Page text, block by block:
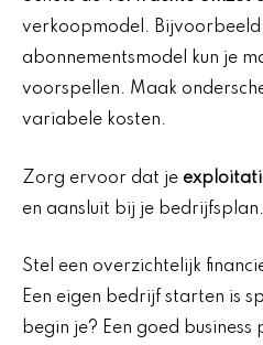
verkoopmodel.
abonnementsmodel kun je
voorspellen. Maak
variabele kosten.
Zorg ervoor dat je
en aansluit bij je bedrijfsplan.
Stel een overzichtelijk
Een eigen bedrijf starten is
begin je? Een goed